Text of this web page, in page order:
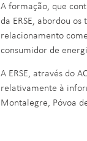
A formação, que
da ERSE, abordou
relacionamento
consumidor de
A ERSE, através do
relativamente à
Montalegre, Póvoa